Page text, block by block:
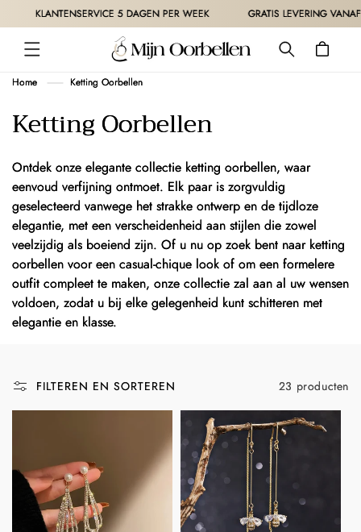
METEEN
NAAR DE
CONTENT
KLANTENSERVICE 5 DAGEN PER WEEK GRATIS LEVERING VANAF
Winkelwagen
Home Ketting Oorbellen
C
l
l
e
c
t
i
e
Ketting Oorbellen
Ontdek onze elegante collectie ketting oorbellen, waar
eenvoud verfijning ontmoet. Elk paar is zorgvuldig
geselecteerd vanwege het strakke ontwerp en de tijdloze
elegantie, met een verscheidenheid aan stijlen die zowel
veelzijdig als boeiend zijn. Of u nu op zoek bent naar ketting
oorbellen voor een casual-chique look of om een formelere
outfit compleet te maken, onze collectie zal aan al uw wensen
voldoen, zodat u bij elke gelegenheid kunt schitteren met
elegantie en klasse.
FILTEREN EN SORTEREN 23 producten